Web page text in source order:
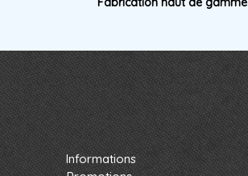
Informations